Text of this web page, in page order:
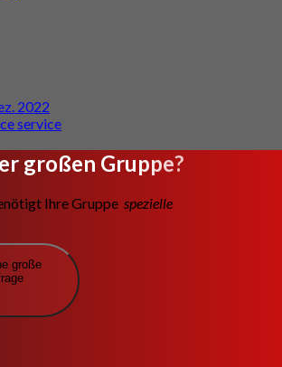
2022
service
großen Gruppe?
Ihre Gruppe spezielle
große